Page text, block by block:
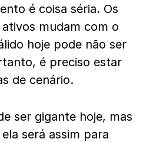
é coisa séria. Os
mudam com o
hoje pode não ser
é preciso estar
de cenário.
ser gigante hoje, mas
será assim para